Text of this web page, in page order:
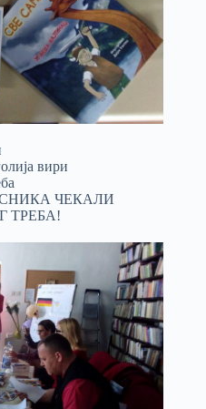
вири
ЧЕКАЛИ
ТРЕБА!